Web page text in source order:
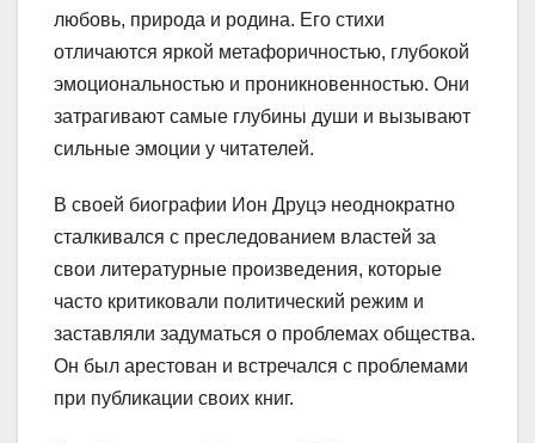
любовь, природа и родина. Его стихи
отличаются яркой метафоричностью, глубокой
эмоциональностью и проникновенностью. Они
затрагивают самые глубины души и вызывают
сильные эмоции у читателей.
В своей биографии Ион Друцэ неоднократно
сталкивался с преследованием властей за
свои литературные произведения, которые
часто критиковали политический режим и
заставляли задуматься о проблемах общества.
Он был арестован и встречался с проблемами
при публикации своих книг.